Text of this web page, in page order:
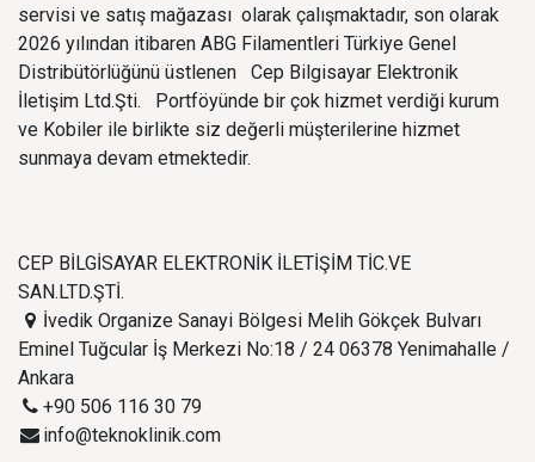
servisi ve satış mağazası olarak çalışmaktadır, son olarak
2026 yılından itibaren ABG Filamentleri Türkiye Genel
Distribütörlüğünü üstlenen Cep Bilgisayar Elektronik
İletişim Ltd.Şti. Portföyünde bir çok hizmet verdiği kurum
ve Kobiler ile birlikte siz değerli müşterilerine hizmet
sunmaya devam etmektedir.
CEP BİLGİSAYAR ELEKTRONİK İLETİŞİM TİC.VE
SAN.LTD.ŞTİ.
İvedik Organize Sanayi Bölgesi Melih Gökçek Bulvarı
Eminel Tuğcular İş Merkezi No:18 / 24 06378 Yenimahalle /
Ankara
+90 506 116 30 79
info@teknoklinik.com